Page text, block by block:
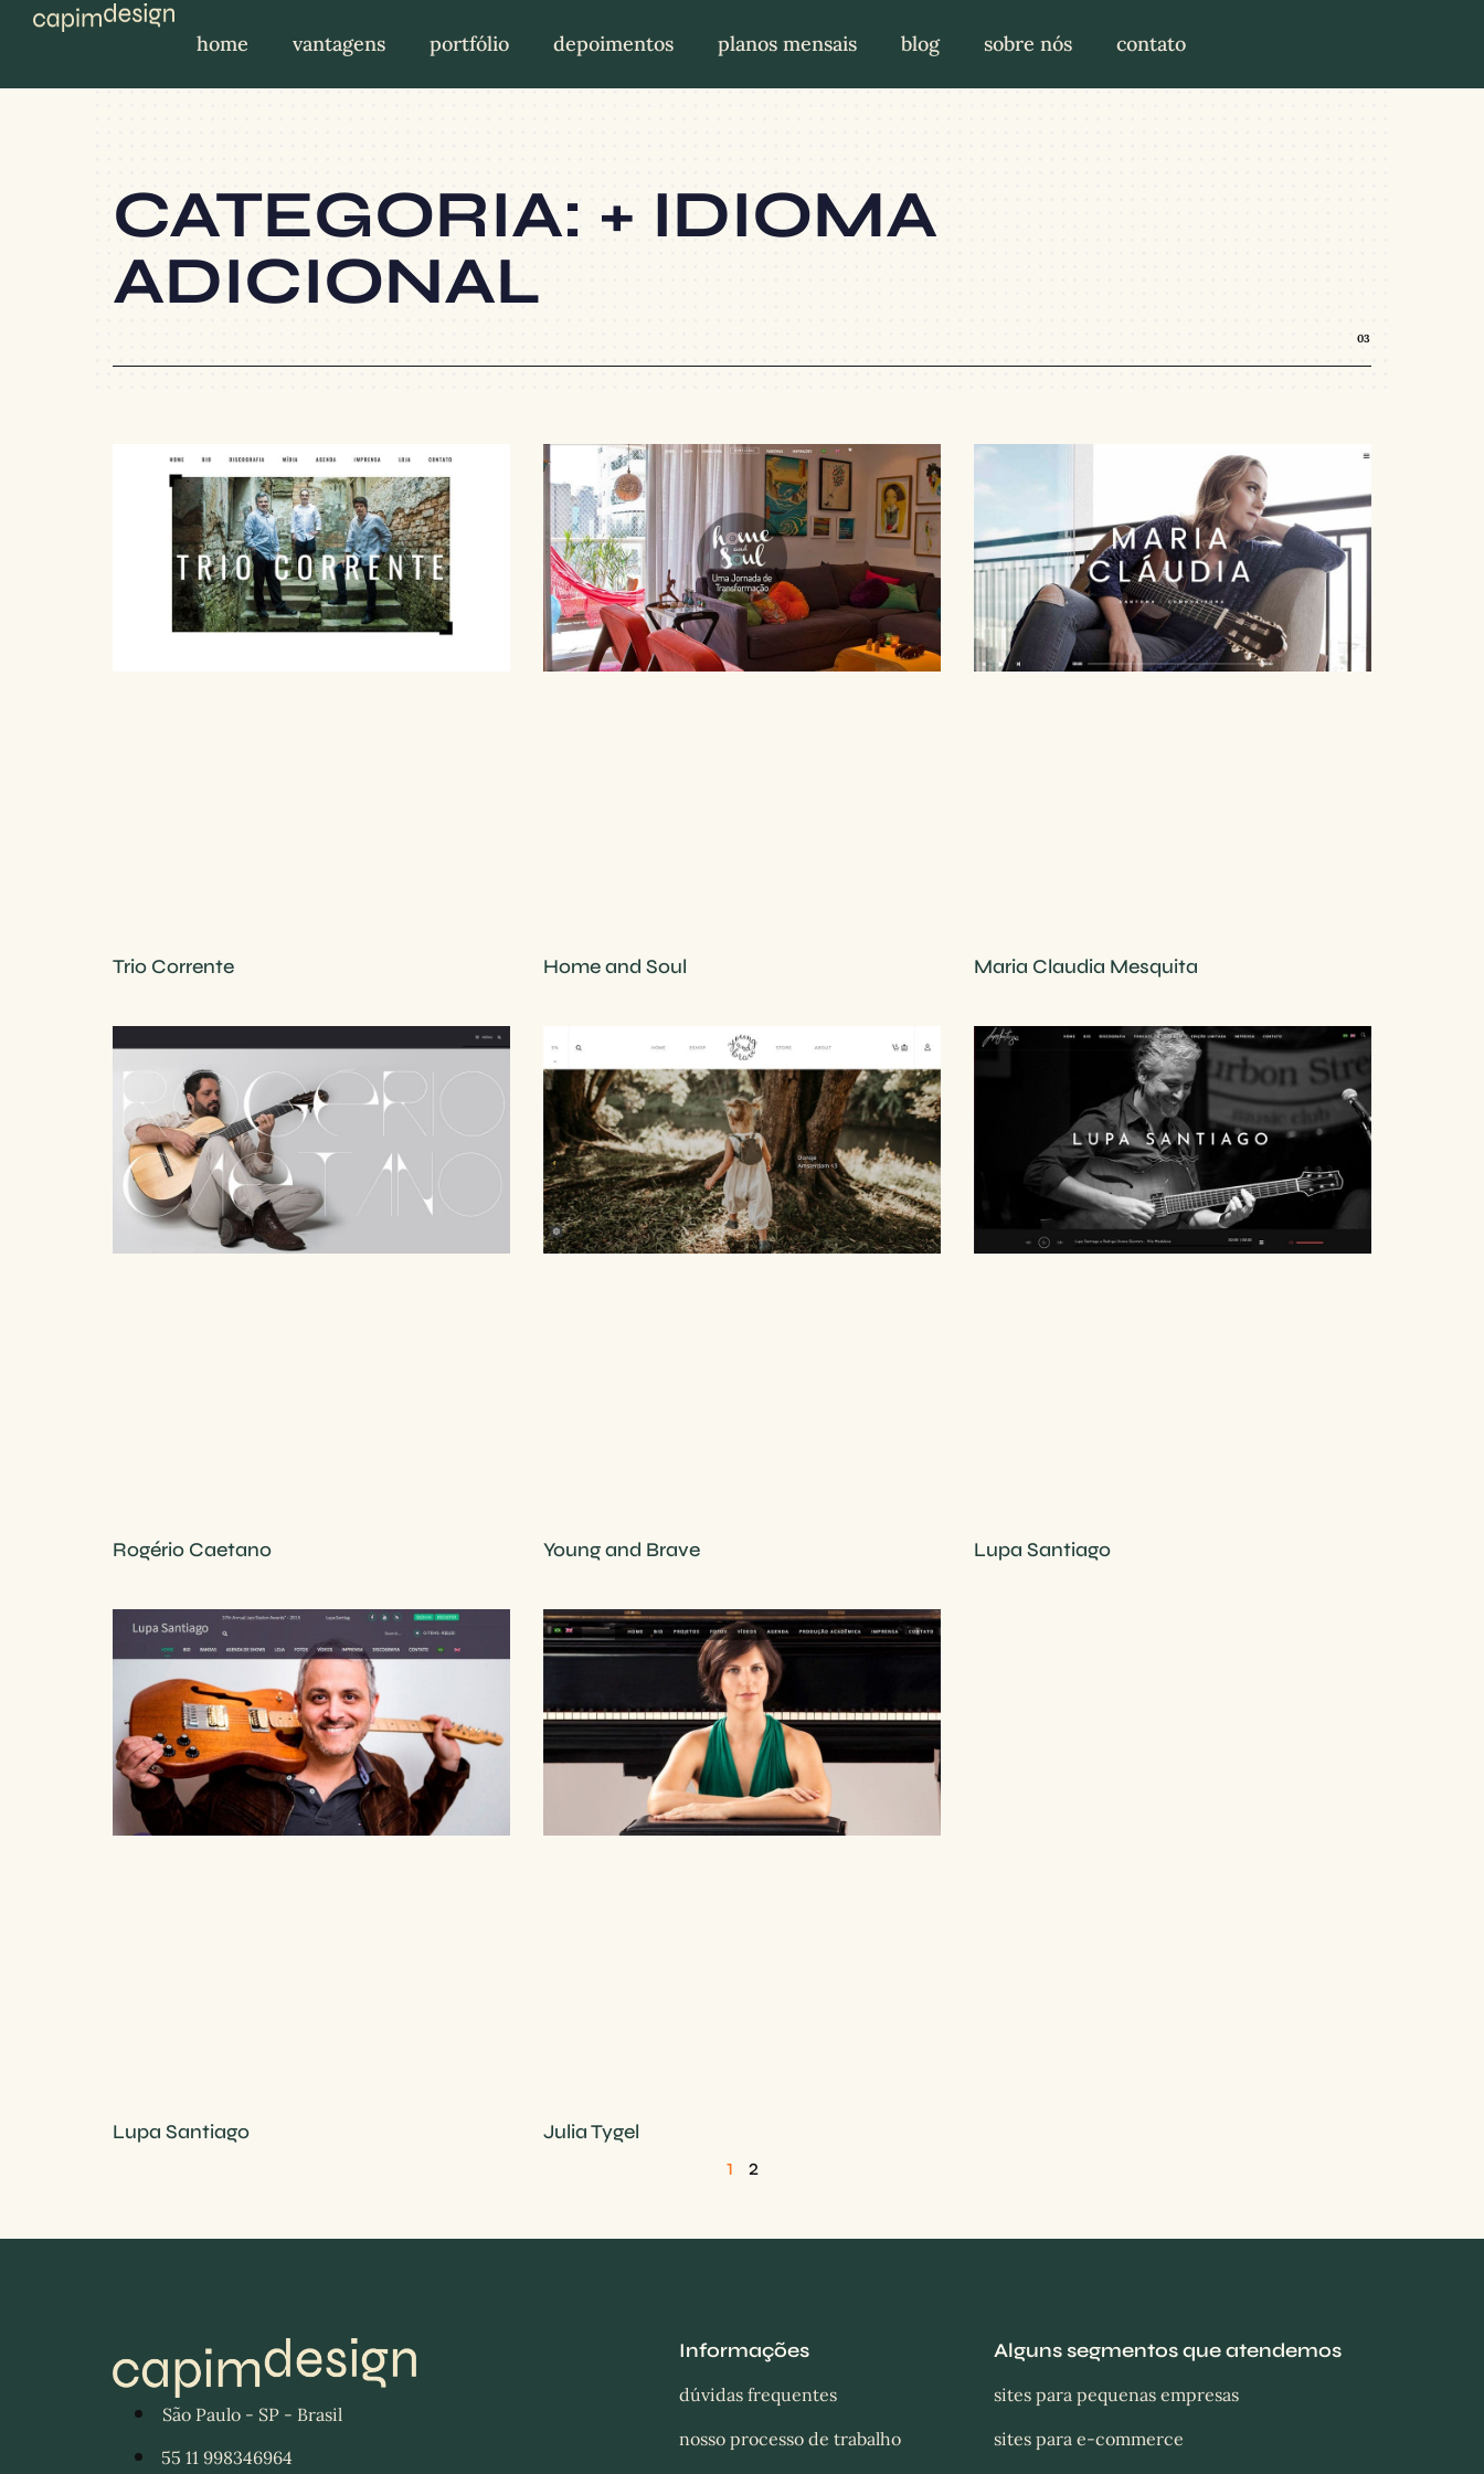
home vantagens portfólio depoimentos planos mensais blog sobre nós contato
CATEGORIA: + IDIOMA
ADICIONAL
03
Trio Corrente Home and Soul Maria Claudia Mesquita
Rogério Caetano Young and Brave Lupa Santiago
Lupa Santiago Julia Tygel
1 2
São Paulo - SP - Brasil
55 11 998346964
Informações
dúvidas frequentes
nosso processo de trabalho
Alguns segmentos que atendemos
sites para pequenas empresas
sites para e-commerce